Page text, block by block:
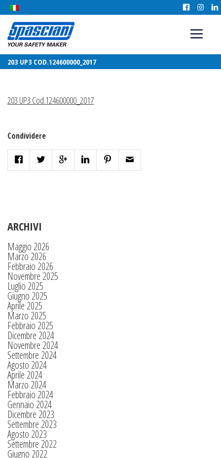
203 UP3 COD.124600000_2017
203 UP3 Cod.124600000_2017
Condividere
ARCHIVI
Maggio 2026
Marzo 2026
Febbraio 2026
Novembre 2025
Luglio 2025
Giugno 2025
Aprile 2025
Marzo 2025
Febbraio 2025
Dicembre 2024
Novembre 2024
Settembre 2024
Agosto 2024
Aprile 2024
Marzo 2024
Febbraio 2024
Gennaio 2024
Dicembre 2023
Settembre 2023
Agosto 2023
Settembre 2022
Giugno 2022